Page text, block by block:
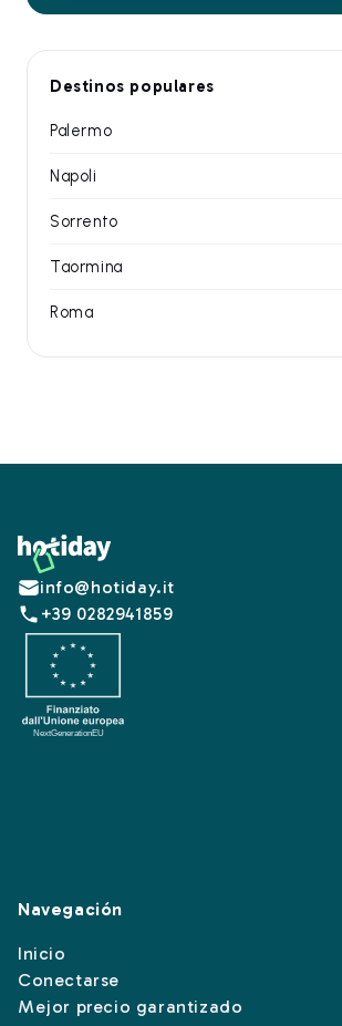
Destinos populares
Palermo
Napoli
Sorrento
Taormina
Roma
Footer
info@hotiday.it
+39 0282941859
Navegación
Inicio
Conectarse
Mejor precio garantizado